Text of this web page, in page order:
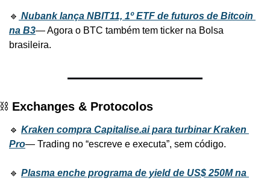
🔹 Nubank lança NBIT11, 1º ETF de futuros de Bitcoin
na B3— Agora o BTC também tem ticker na Bolsa
brasileira.
⛓️ Exchanges & Protocolos
🔹 Kraken compra Capitalise.ai para turbinar Kraken
Pro— Trading no “escreve e executa”, sem código.
🔹 Plasma enche programa de yield de US$ 250M na